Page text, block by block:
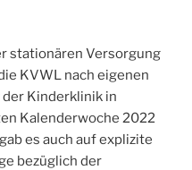
stationären Versorgung
KVWL nach eigenen
Kinderklinik in
Kalenderwoche 2022
es auch auf explizite
bezüglich der